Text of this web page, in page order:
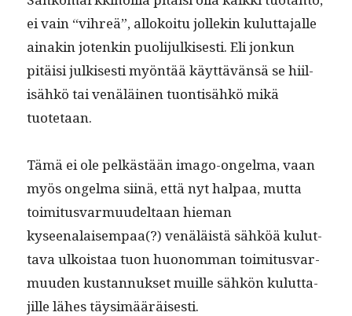
ei vain “vihreä”, allokoitu jollekin kulut­ta­jalle
ainakin jotenkin puoli­julkises­ti. Eli jonkun
pitäisi julkises­ti myön­tää käyt­tävän­sä se hiil­
isähkö tai venäläi­nen tuon­tisähkö mikä
tuotetaan.
Tämä ei ole pelkästään ima­go-ongel­ma, vaan
myös ongel­ma siinä, että nyt hal­paa, mut­ta
toim­i­tus­var­muudeltaan hie­man
kyseenalaisem­paa(?) venäläistä sähköä kulut­
ta­va ulkois­taa tuon huonom­man toim­i­tus­var­
muu­den kus­tan­nuk­set muille sähkön kulut­ta­
jille läh­es täysimääräisesti.